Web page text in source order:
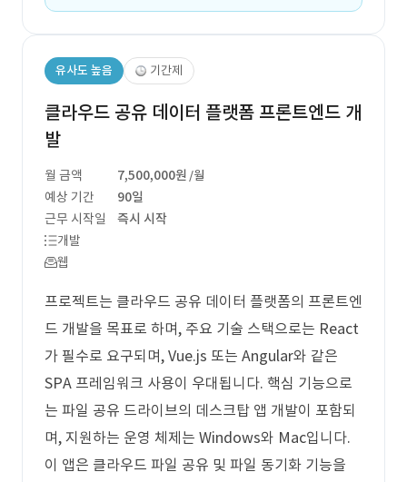
유사도 높음 기간제
클라우드 공유 데이터 플랫폼 프론트엔드 개
발
월 금액 7,500,000원 /월
예상 기간
90일
근무 시작일
즉시 시작
개발
웹
프로젝트는 클라우드 공유 데이터 플랫폼의 프론트엔
드 개발을 목표로 하며, 주요 기술 스택으로는 React
가 필수로 요구되며, Vue.js 또는 Angular와 같은
SPA 프레임워크 사용이 우대됩니다. 핵심 기능으로
는 파일 공유 드라이브의 데스크탑 앱 개발이 포함되
며, 지원하는 운영 체제는 Windows와 Mac입니다.
이 앱은 클라우드 파일 공유 및 파일 동기화 기능을